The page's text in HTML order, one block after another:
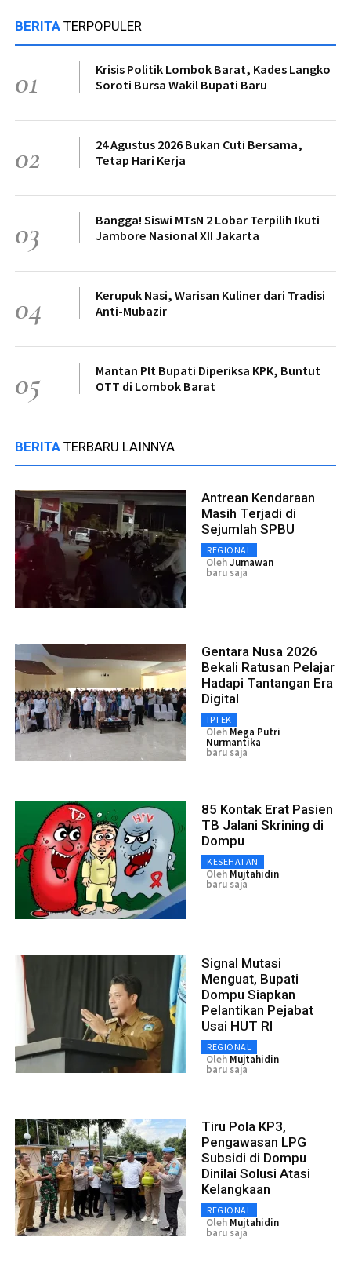
BERITA TERPOPULER
01
Krisis Politik Lombok Barat, Kades Langko
Soroti Bursa Wakil Bupati Baru
02
24 Agustus 2026 Bukan Cuti Bersama,
Tetap Hari Kerja
03
Bangga! Siswi MTsN 2 Lobar Terpilih Ikuti
Jambore Nasional XII Jakarta
04
Kerupuk Nasi, Warisan Kuliner dari Tradisi
Anti-Mubazir
05
Mantan Plt Bupati Diperiksa KPK, Buntut
OTT di Lombok Barat
BERITA TERBARU LAINNYA
Antrean Kendaraan
Masih Terjadi di
Sejumlah SPBU
REGIONAL
OlehJumawan
baru saja
Gentara Nusa 2026
Bekali Ratusan Pelajar
Hadapi Tantangan Era
Digital
IPTEK
Oleh Mega Putri
Nurmantika
baru saja
85 Kontak Erat Pasien
TB Jalani Skrining di
Dompu
KESEHATAN
Oleh Mujtahidin
baru saja
Signal Mutasi
Menguat, Bupati
Dompu Siapkan
Pelantikan Pejabat
Usai HUT RI
REGIONAL
Oleh Mujtahidin
baru saja
Tiru Pola KP3,
Pengawasan LPG
Subsidi di Dompu
Dinilai Solusi Atasi
Kelangkaan
REGIONAL
Oleh Mujtahidin
baru saja